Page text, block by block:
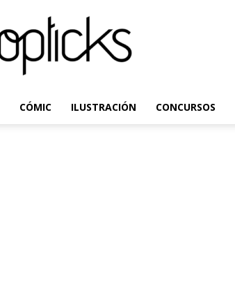
CÓMIC ILUSTRACIÓN CONCURSOS